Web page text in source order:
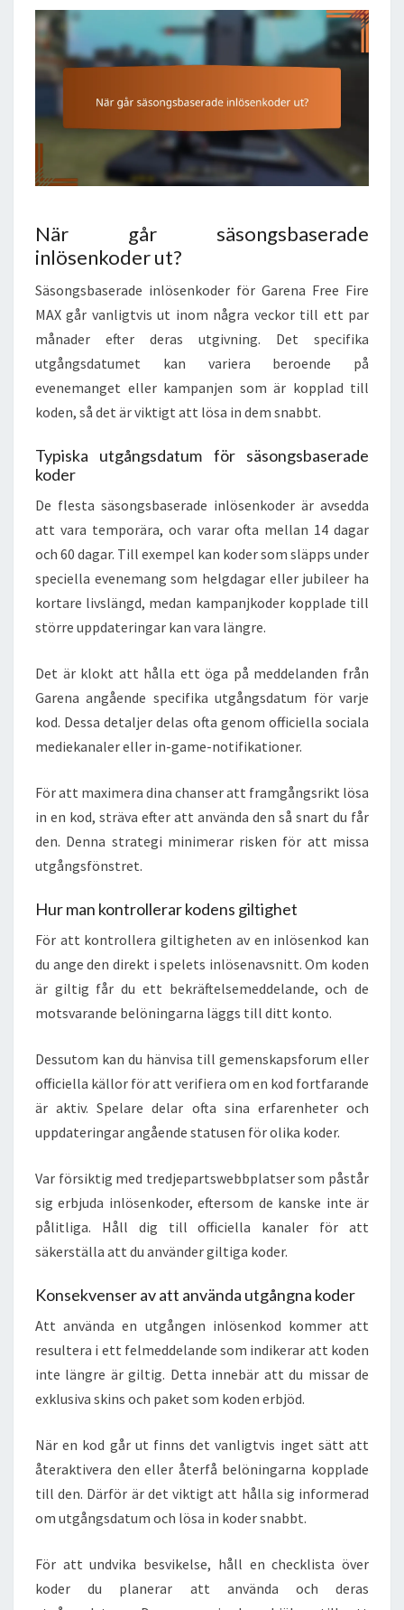
När går säsongsbaserade
inlösenkoder ut?
Säsongsbaserade inlösenkoder för Garena Free Fire
MAX går vanligtvis ut inom några veckor till ett par
månader efter deras utgivning. Det specifika
utgångsdatumet kan variera beroende på
evenemanget eller kampanjen som är kopplad till
koden, så det är viktigt att lösa in dem snabbt.
Typiska utgångsdatum för säsongsbaserade
koder
De flesta säsongsbaserade inlösenkoder är avsedda
att vara temporära, och varar ofta mellan 14 dagar
och 60 dagar. Till exempel kan koder som släpps under
speciella evenemang som helgdagar eller jubileer ha
kortare livslängd, medan kampanjkoder kopplade till
större uppdateringar kan vara längre.
Det är klokt att hålla ett öga på meddelanden från
Garena angående specifika utgångsdatum för varje
kod. Dessa detaljer delas ofta genom officiella sociala
mediekanaler eller in-game-notifikationer.
För att maximera dina chanser att framgångsrikt lösa
in en kod, sträva efter att använda den så snart du får
den. Denna strategi minimerar risken för att missa
utgångsfönstret.
Hur man kontrollerar kodens giltighet
För att kontrollera giltigheten av en inlösenkod kan
du ange den direkt i spelets inlösenavsnitt. Om koden
är giltig får du ett bekräftelsemeddelande, och de
motsvarande belöningarna läggs till ditt konto.
Dessutom kan du hänvisa till gemenskapsforum eller
officiella källor för att verifiera om en kod fortfarande
är aktiv. Spelare delar ofta sina erfarenheter och
uppdateringar angående statusen för olika koder.
Var försiktig med tredjepartswebbplatser som påstår
sig erbjuda inlösenkoder, eftersom de kanske inte är
pålitliga. Håll dig till officiella kanaler för att
säkerställa att du använder giltiga koder.
Konsekvenser av att använda utgångna koder
Att använda en utgången inlösenkod kommer att
resultera i ett felmeddelande som indikerar att koden
inte längre är giltig. Detta innebär att du missar de
exklusiva skins och paket som koden erbjöd.
När en kod går ut finns det vanligtvis inget sätt att
återaktivera den eller återfå belöningarna kopplade
till den. Därför är det viktigt att hålla sig informerad
om utgångsdatum och lösa in koder snabbt.
För att undvika besvikelse, håll en checklista över
koder du planerar att använda och deras